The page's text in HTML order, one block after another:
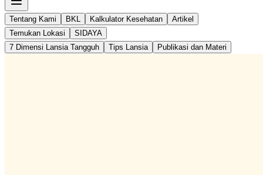
Tentang Kami BKL Kalkulator Kesehatan
Artikel
Temukan Lokasi
SIDAYA
7 Dimensi Lansia Tangguh
Tips Lansia Publikasi dan Materi